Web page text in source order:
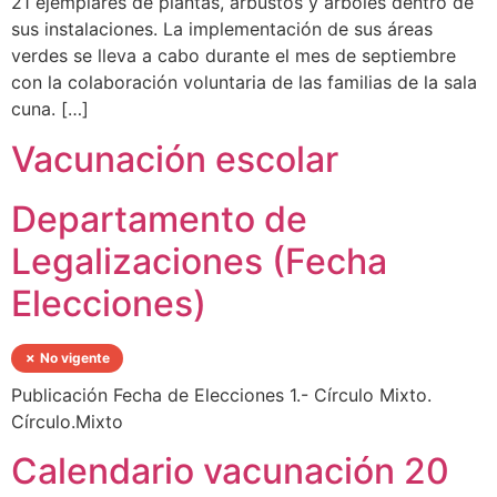
sus instalaciones. La implementación de sus áreas
verdes se lleva a cabo durante el mes de septiembre
con la colaboración voluntaria de las familias de la sala
cuna. […]
Vacunación escolar
Departamento de
Legalizaciones (Fecha
Elecciones)
✗ No vigente
Publicación Fecha de Elecciones 1.- Círculo Mixto.
Círculo.Mixto
Calendario vacunación 20